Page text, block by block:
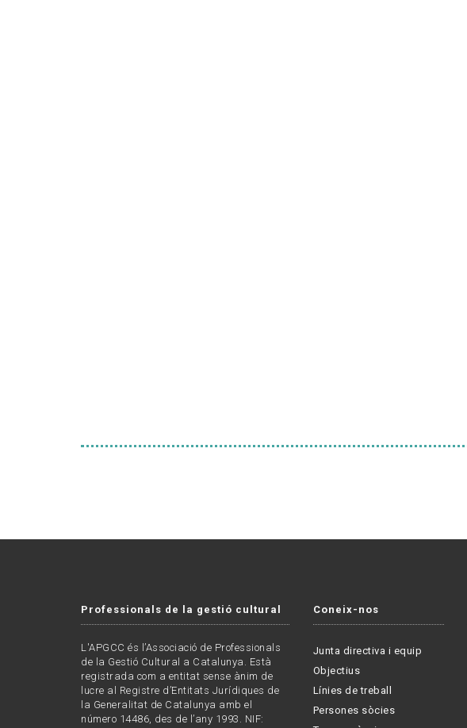
Professionals de la gestió cultural
L'APGCC és l’Associació de Professionals
de la Gestió Cultural a Catalunya. Està
registrada com a entitat sense ànim de
lucre al Registre d’Entitats Jurídiques de
la Generalitat de Catalunya amb el
número 14486, des de l’any 1993. NIF:
Coneix-nos
Junta directiva i equip
Objectius
Línies de treball
Persones sòcies